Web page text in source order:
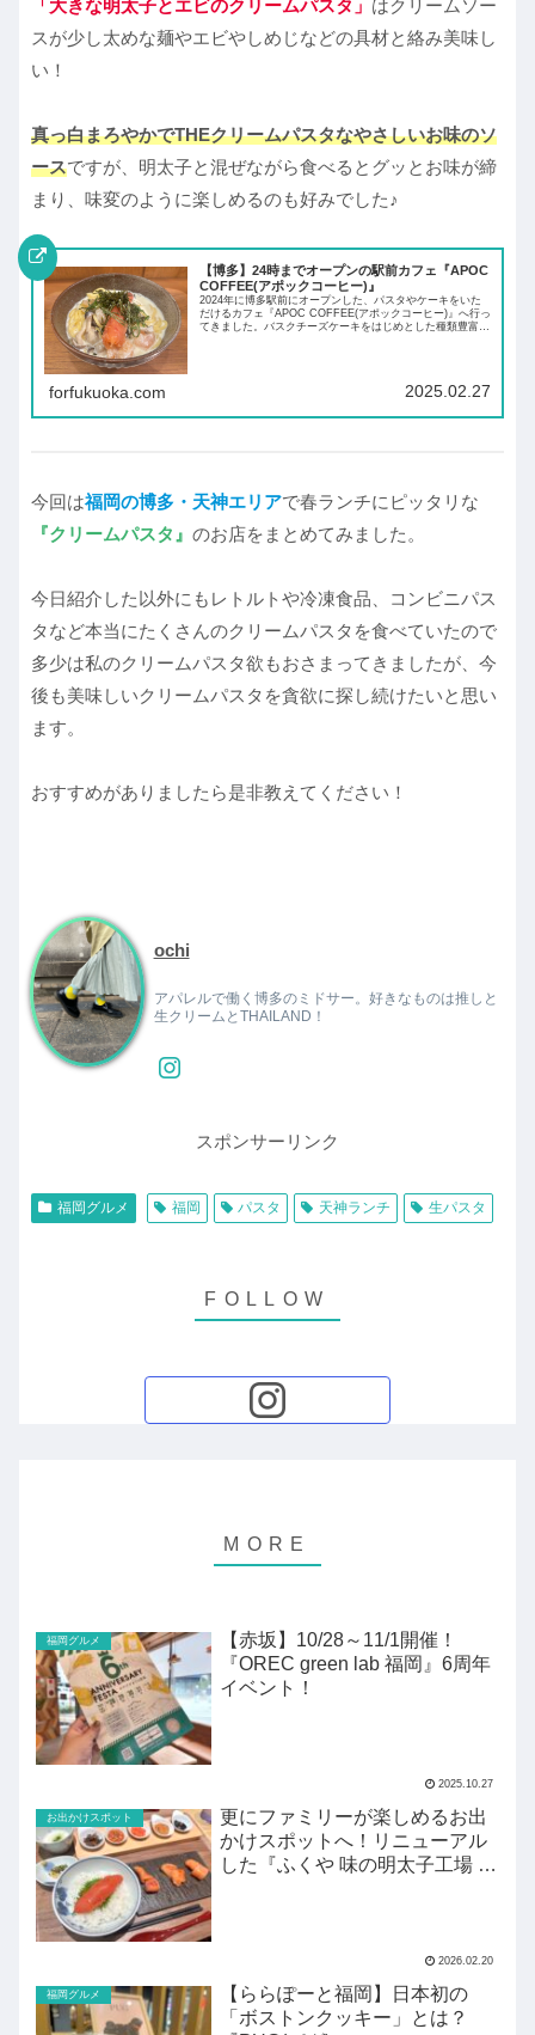
「大きな明太子とエビのクリームパスタ」 はクリームソー
スが少し太めな麺やエビやしめじなどの具材と絡み美味し
い！
真っ白まろやかでTHEクリームパスタなやさしいお味のソ
ースですが、明太子と混ぜながら食べるとグッとお味が締
まり、味変のように楽しめるのも好みでした♪
【博多】24時までオープンの駅前カフェ『APOC
COFFEE(アポックコーヒー)』
2024年に博多駅前にオープンした、パスタやケーキをいた
だけるカフェ『APOC COFFEE(アポックコーヒー)』へ行っ
てきました。バスクチーズケーキをはじめとした種類豊富な
forfukuoka.com 2025.02.27
今回は福岡の博多・天神エリアで春ランチにピッタリな
『クリームパスタ』 のお店をまとめてみました。
今日紹介した以外にもレトルトや冷凍食品、コンビニパス
タなど本当にたくさんのクリームパスタを食べていたので
多少は私のクリームパスタ欲もおさまってきましたが、今
後も美味しいクリームパスタを貪欲に探し続けたいと思い
ます。
おすすめがありましたら是非教えてください！
ochi
アパレルで働く博多のミドサー。好きなものは推しと
生クリームとTHAILAND！
スポンサーリンク
福岡グルメ 福岡 パスタ 天神ランチ 生パスタ
福岡グルメ
【赤坂】10/28～11/1開催！
『OREC green lab 福岡』6周年
イベント！
2025.10.27
お出かけスポット
更にファミリーが楽しめるお出
かけスポットへ！リニューアル
した『ふくや 味の明太子工場 ハ
2026.02.20
福岡グルメ
【ららぽーと福岡】日本初の
「ボストンクッキー」とは？